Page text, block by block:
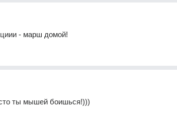
- марш домой!
ты мышей боишься!)))